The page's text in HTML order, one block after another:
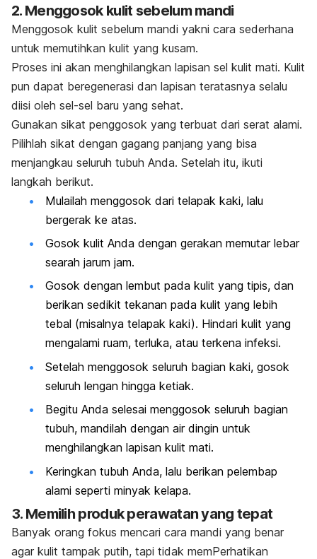
2. Menggosok kulit sebelum mandi
Menggosok kulit sebelum mandi yakni cara sederhana
untuk memutihkan kulit yang kusam.
Proses ini akan menghilangkan lapisan sel kulit mati. Kulit
pun dapat beregenerasi dan lapisan teratasnya selalu
diisi oleh sel-sel baru yang sehat.
Gunakan sikat penggosok yang terbuat dari serat alami.
Pilihlah sikat dengan gagang panjang yang bisa
menjangkau seluruh tubuh Anda. Setelah itu, ikuti
langkah berikut.
Mulailah menggosok dari telapak kaki, lalu
bergerak ke atas.
Gosok kulit Anda dengan gerakan memutar lebar
searah jarum jam.
Gosok dengan lembut pada kulit yang tipis, dan
berikan sedikit tekanan pada kulit yang lebih
tebal (misalnya telapak kaki). Hindari kulit yang
mengalami ruam, terluka, atau terkena infeksi.
Setelah menggosok seluruh bagian kaki, gosok
seluruh lengan hingga ketiak.
Begitu Anda selesai menggosok seluruh bagian
tubuh, mandilah dengan air dingin untuk
menghilangkan lapisan kulit mati.
Keringkan tubuh Anda, lalu berikan pelembap
alami seperti minyak kelapa.
3. Memilih produk perawatan yang tepat
Banyak orang fokus mencari cara mandi yang benar
agar kulit tampak putih, tapi tidak memPerhatikan